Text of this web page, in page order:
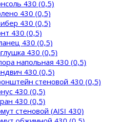
430 (0,5)
430 (0,5)
430 (0,5)
430 (0,5)
430 (0,5)
430 (0,5)
напольная 430 (0,5)
430 (0,5)
стеновой 430 (0,5)
430 (0,5)
430 (0,5)
стеновой (AISI 430)